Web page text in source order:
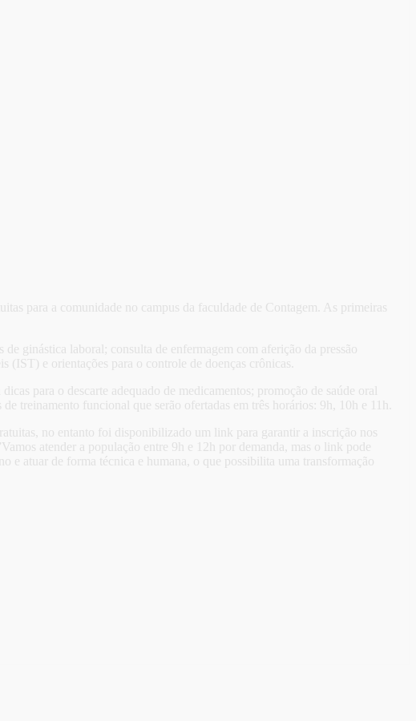
para a comunidade no campus da faculdade de Contagem. As primeiras
ginástica laboral; consulta de enfermagem com aferição da pressão
(IST) e orientações para o controle de doenças crônicas.
para o descarte adequado de medicamentos; promoção de saúde oral
treinamento funcional que serão ofertadas em três horários: 9h, 10h e 11h.
no entanto foi disponibilizado um link para garantir a inscrição nos
atender a população entre 9h e 12h por demanda, mas o link pode
e atuar de forma técnica e humana, o que possibilita uma transformação